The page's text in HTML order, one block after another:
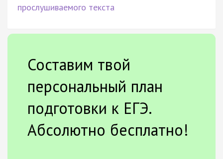
прослушиваемого текста
Составим твой
персональный план
подготовки к ЕГЭ.
Абсолютно бесплатно!